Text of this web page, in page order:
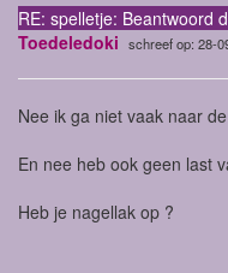
RE: spelletje: Beantwoord
Toedeledoki schreef op: 28-
Nee ik ga niet vaak naar
En nee heb ook geen last
Heb je nagellak op ?